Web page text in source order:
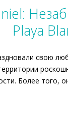
Playa
свою
Более того,